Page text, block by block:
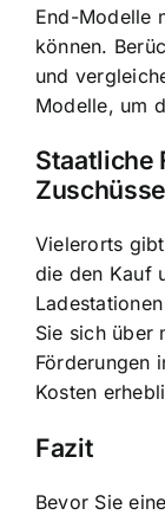
End-Modelle
können.
und
Modelle, um
Staatliche
Vielerorts
die den Kauf
Sie sich über
Förderungen
Kosten
Fazit
Bevor Sie